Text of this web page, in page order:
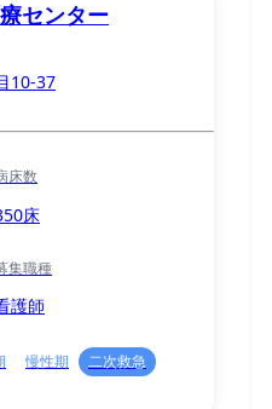
センター
10-37
床数
床
集職種
護師
慢性期
二次救急